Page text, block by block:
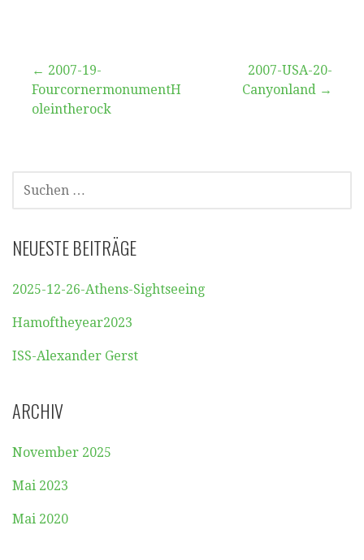
Beitragsnavigation
← 2007-19-
FourcornermonumentH
oleintherock
2007-USA-20-
Canyonland →
SUCHEN
NACH:
NEUESTE BEITRÄGE
2025-12-26-Athens-Sightseeing
Hamoftheyear2023
ISS-Alexander Gerst
ARCHIV
November 2025
Mai 2023
Mai 2020